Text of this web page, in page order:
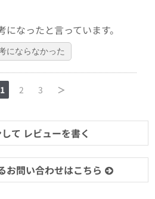
になったと言っています。
にならなかった
1 2 3 ＞
て レビューを書く
お問い合わせはこちら